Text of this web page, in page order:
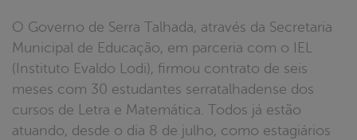
O Governo de Serra Talhada, através da Secretaria
Municipal de Educação, em parceria com o IEL
(Instituto Evaldo Lodi), firmou contrato de seis
meses com 30 estudantes serratalhadense dos
cursos de Letra e Matemática. Todos já estão
atuando, desde o dia 8 de julho, como estagiários